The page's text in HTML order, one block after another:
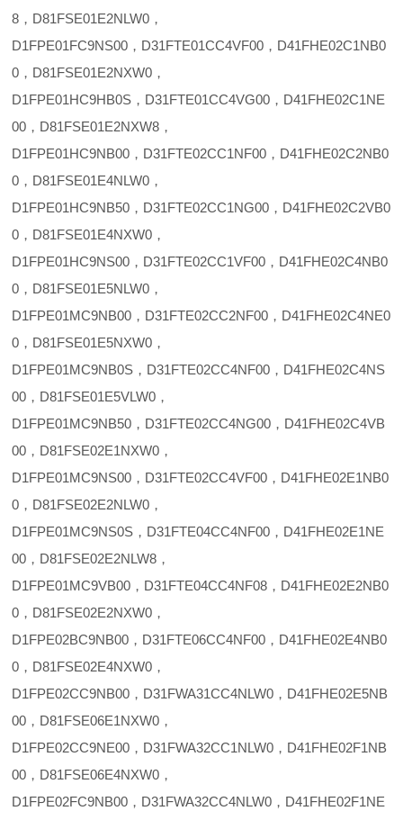
8，D81FSE01E2NLW0，
D1FPE01FC9NS00，D31FTE01CC4VF00，D41FHE02C1NB0
0，D81FSE01E2NXW0，
D1FPE01HC9HB0S，D31FTE01CC4VG00，D41FHE02C1NE
00，D81FSE01E2NXW8，
D1FPE01HC9NB00，D31FTE02CC1NF00，D41FHE02C2NB0
0，D81FSE01E4NLW0，
D1FPE01HC9NB50，D31FTE02CC1NG00，D41FHE02C2VB0
0，D81FSE01E4NXW0，
D1FPE01HC9NS00，D31FTE02CC1VF00，D41FHE02C4NB0
0，D81FSE01E5NLW0，
D1FPE01MC9NB00，D31FTE02CC2NF00，D41FHE02C4NE0
0，D81FSE01E5NXW0，
D1FPE01MC9NB0S，D31FTE02CC4NF00，D41FHE02C4NS
00，D81FSE01E5VLW0，
D1FPE01MC9NB50，D31FTE02CC4NG00，D41FHE02C4VB
00，D81FSE02E1NXW0，
D1FPE01MC9NS00，D31FTE02CC4VF00，D41FHE02E1NB0
0，D81FSE02E2NLW0，
D1FPE01MC9NS0S，D31FTE04CC4NF00，D41FHE02E1NE
00，D81FSE02E2NLW8，
D1FPE01MC9VB00，D31FTE04CC4NF08，D41FHE02E2NB0
0，D81FSE02E2NXW0，
D1FPE02BC9NB00，D31FTE06CC4NF00，D41FHE02E4NB0
0，D81FSE02E4NXW0，
D1FPE02CC9NB00，D31FWA31CC4NLW0，D41FHE02E5NB
00，D81FSE06E1NXW0，
D1FPE02CC9NE00，D31FWA32CC1NLW0，D41FHE02F1NB
00，D81FSE06E4NXW0，
D1FPE02FC9NB00，D31FWA32CC4NLW0，D41FHE02F1NE